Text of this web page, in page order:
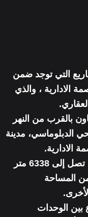
التي توجد ضمن
الادارية ، والذي
بالقرب من النهر
الدبلوماسي، مدينة
الادارية.
تم إنشاء المشروع على مساحة تصل إلى 6338 متر
المساحة
بين الوحدات